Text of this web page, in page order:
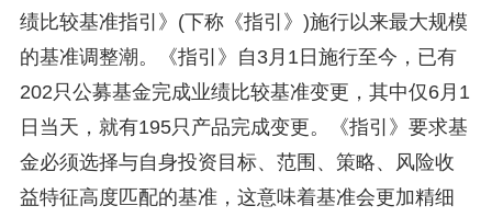
绩比较基准指引》(下称《指引》)施行以来最大规模
的基准调整潮。《指引》自3月1日施行至今，已有
202只公募基金完成业绩比较基准变更，其中仅6月1
日当天，就有195只产品完成变更。《指引》要求基
金必须选择与自身投资目标、范围、策略、风险收
益特征高度匹配的基准，这意味着基准会更加精细